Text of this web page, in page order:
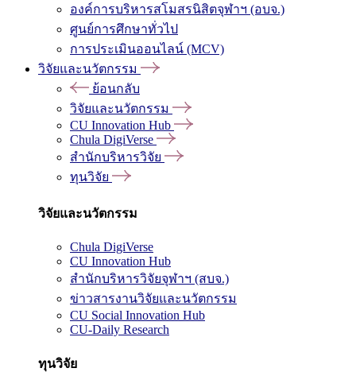
องค์การบริหารสโมสรนิสิตจุฬาฯ (อบจ.)
ศูนย์การศึกษาทั่วไป
การประเมินออนไลน์ (MCV)
วิจัยและนวัตกรรม
ย้อนกลับ
วิจัยและนวัตกรรม
CU Innovation Hub
Chula DigiVerse
สำนักบริหารวิจัย
ทุนวิจัย
วิจัยและนวัตกรรม
Chula DigiVerse
CU Innovation Hub
สำนักบริหารวิจัยจุฬาฯ (สบจ.)
ข่าวสารงานวิจัยและนวัตกรรม
CU Social Innovation Hub
CU-Daily Research
ทุนวิจัย